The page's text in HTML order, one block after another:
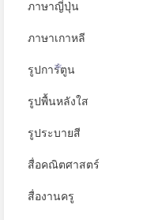
ภาษาญี่ปุ่น
ภาษาเกาหลี
รูปการ์ตูน
รูปพื้นหลังใส
รูประบายสี
สื่อคณิตศาสตร์
สื่องานครู
*